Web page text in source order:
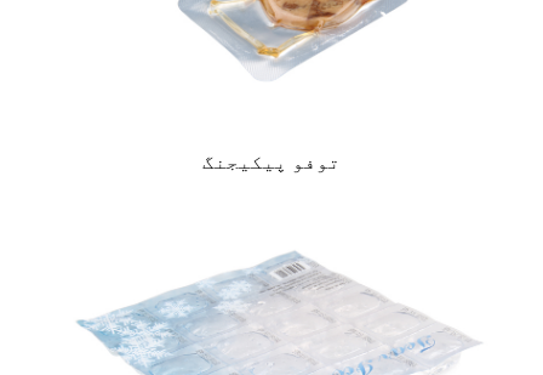
توفو پیکیجنگ